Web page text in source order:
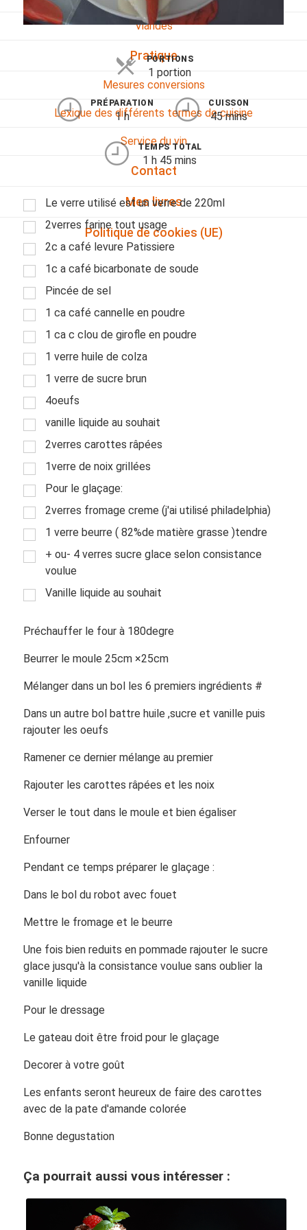
Viandes
Pratique
Mesures conversions
Lexique des différents termes de cuisine
Service du vin
Contact
Mes livres
Politique de cookies (UE)
PORTIONS
1 portion
PRÉPARATION
1 h
CUISSON
45 mins
TEMPS TOTAL
1 h 45 mins
Le verre utilisé est un verre de 220ml
2verres farine tout usage
2c a café levure Patissiere
1c a café bicarbonate de soude
Pincée de sel
1 ca café cannelle en poudre
1 ca c clou de girofle en poudre
1 verre huile de colza
1 verre de sucre brun
4oeufs
vanille liquide au souhait
2verres carottes râpées
1verre de noix grillées
Pour le glaçage:
2verres fromage creme (j'ai utilisé philadelphia)
1 verre beurre ( 82%de matière grasse )tendre
+ ou- 4 verres sucre glace selon consistance
voulue
Vanille liquide au souhait
Préchauffer le four à 180degre
Beurrer le moule 25cm ×25cm
Mélanger dans un bol les 6 premiers ingrédients #
Dans un autre bol battre huile ,sucre et vanille puis
rajouter les oeufs
Ramener ce dernier mélange au premier
Rajouter les carottes râpées et les noix
Verser le tout dans le moule et bien égaliser
Enfourner
Pendant ce temps préparer le glaçage :
Dans le bol du robot avec fouet
Mettre le fromage et le beurre
Une fois bien reduits en pommade rajouter le sucre
glace jusqu'à la consistance voulue sans oublier la
vanille liquide
Pour le dressage
Le gateau doit être froid pour le glaçage
Decorer à votre goût
Les enfants seront heureux de faire des carottes
avec de la pate d'amande colorée
Bonne degustation
Ça pourrait aussi vous intéresser :